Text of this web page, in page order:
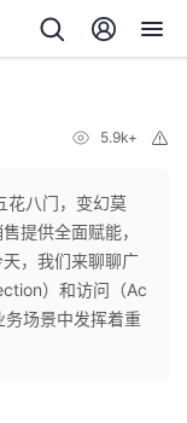
5.9k+
花八门，变幻莫
提供全面赋能，
，我们来聊聊广
）和访问（Ac
场景中发挥着重